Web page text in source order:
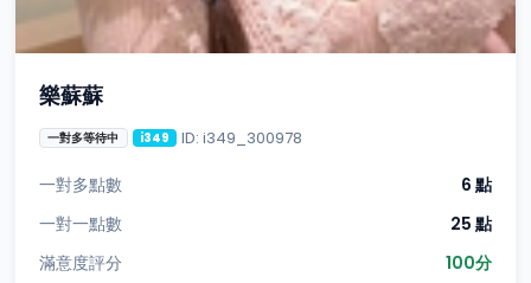
樂蘇蘇
一對多等待中 i349 ID: i349_300978
一對多點數
6 點
一對一點數
25 點
滿意度評分
100分